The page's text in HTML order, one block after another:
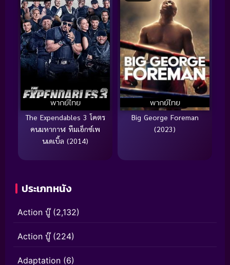
พากย์ไทย
The Expendables 3 โคตร
คนมหากาฬ ทีมเอ็กซ์เพ
นเดเบิ้ล (2014)
พากย์ไทย
Big George Foreman
(2023)
ประเภทหนัง
Action บู๊(2,132)
Action บู๊(224)
Adaptation (6)